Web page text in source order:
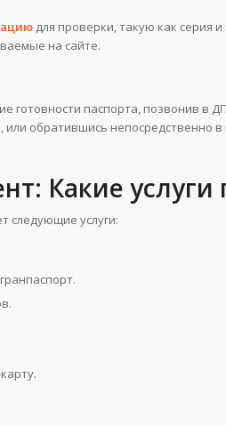
для проверки, такую как серия
на сайте.
готовности паспорта, позвонив в
обратившись непосредственно в
Какие услуги
следующие услуги: